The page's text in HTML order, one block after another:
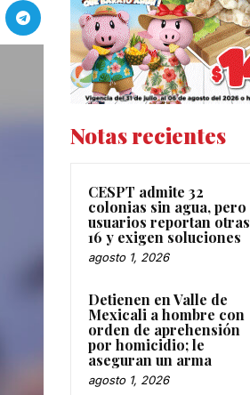
Notas recientes
CESPT admite 32
colonias sin agua, pero
usuarios reportan otras
16 y exigen soluciones
agosto 1, 2026
Detienen en Valle de
Mexicali a hombre con
orden de aprehensión
por homicidio; le
aseguran un arma
agosto 1, 2026